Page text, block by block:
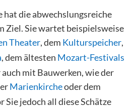
hat die abwechslungsreiche
Ziel. Sie wartet beispielsweise
Theater, dem Kulturspeicher,
, dem ältesten Mozart-Festivals
mit Bauwerken, wie der
Marienkircheoder dem
Sie jedoch all diese Schätze